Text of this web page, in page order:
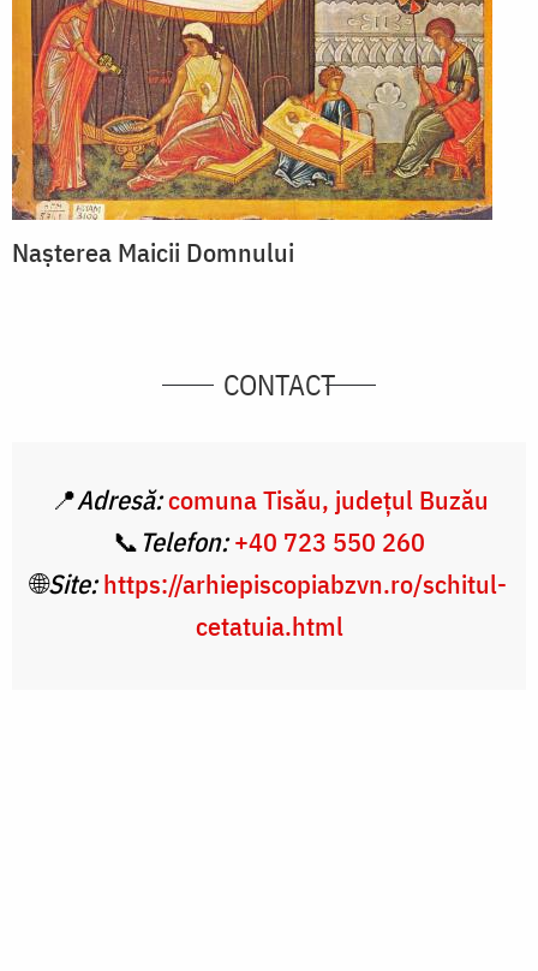
Nașterea Maicii Domnului
CONTACT
📍Adresă:comuna Tisău, județul Buzău
📞 Telefon: +40 723 550 260
🌐Site: https://arhiepiscopiabzvn.ro/schitul-
cetatuia.html